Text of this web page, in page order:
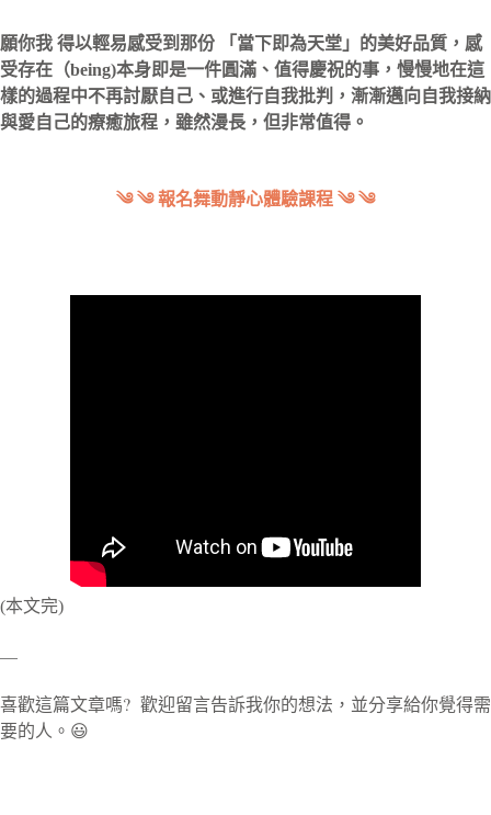
願你我 得以輕易感受到那份 「當下即為天堂」的美好品質，感
受存在（being)本身即是一件圓滿、值得慶祝的事，慢慢地在這
樣的過程中不再討厭自己、或進行自我批判 ，漸漸邁向自我接納
與愛自己的療癒旅程，雖然漫長，但非常值得。
༄ ༄ 報名舞動靜心體驗課程 ༄ ༄
(本文完)
—
喜歡這篇文章嗎? 歡迎留言告訴我你的想法，並分享給你覺得需
要的人。😃